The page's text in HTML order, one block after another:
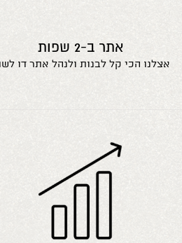
אתר ב-2 שפות
אצלנו הכי קל לבנות ולנהל אתר דו